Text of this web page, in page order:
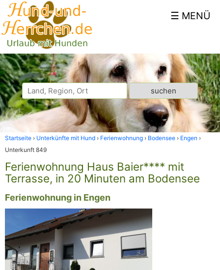
Startseite Unterkünfte mit Hund Ferienwohnung Bodensee
Engen
Unterkunft 849
Ferienwohnung Haus Baier**** mit
Terrasse, in 20 Minuten am Bodensee
Ferienwohnung in Engen